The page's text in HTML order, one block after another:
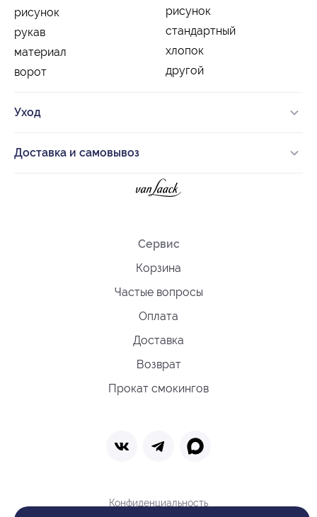
рисунок
рисунок
рукав
стандартный
материал
хлопок
ворот
другой
Уход
Доставка и самовывоз
Сервис
Корзина
Частые вопросы
Оплата
Доставка
Возврат
Прокат смокингов
Конфиденциальность